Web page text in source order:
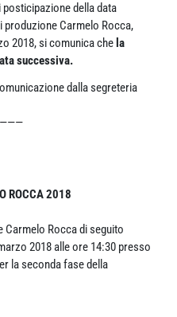
della data
produzione Carmelo Rocca,
2018, si comunica che la
successiva.
dalla segreteria
ROCCA 2018
Carmelo Rocca di seguito
2018 alle ore 14:30 presso
la seconda fase della